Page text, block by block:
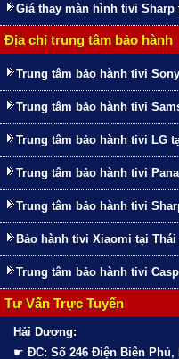
Giá thay màn hình tivi Sharp
Địa chỉ trung tâm bảo hành
Trung tâm bảo hành tivi
Trung tâm bảo hành tivi
Trung tâm bảo hành tivi LG
Trung tâm bảo hành tivi
Trung tâm bảo hành tivi
Bảo hành tivi Xiaomi tại Thái
Trung tâm bảo hành tivi
Tư Vấn Trực Tuyến
Hải Dương:
☛ ĐC: Số 246 Điện Biên Phủ,